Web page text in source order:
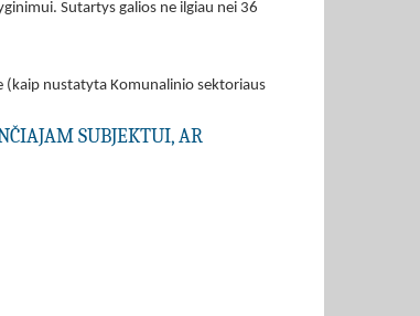
Sutartys galios ne ilgiau nei 36
nustatyta Komunalinio sektoriaus
SUBJEKTUI, AR